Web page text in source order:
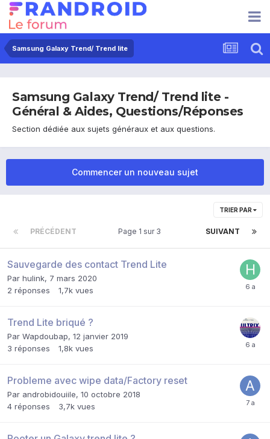
Samsung Galaxy Trend/ Trend lite
Samsung Galaxy Trend/ Trend lite -
Général & Aides, Questions/Réponses
Section dédiée aux sujets généraux et aux questions.
Commencer un nouveau sujet
TRIER PAR
PRÉCÉDENT SUIVANT
Page 1 sur 3
Sauvegarde des contact Trend Lite
Par hulink, 7 mars 2020
2 réponses 1,7k vues
Trend Lite briqué ?
Par Wapdoubap, 12 janvier 2019
3 réponses 1,8k vues
Probleme avec wipe data/Factory reset
Par androbidouiile, 10 octobre 2018
4 réponses 3,7k vues